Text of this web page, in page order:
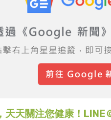
天天關注您健康！